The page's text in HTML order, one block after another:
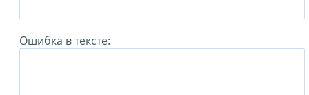
Ошибка в тексте: